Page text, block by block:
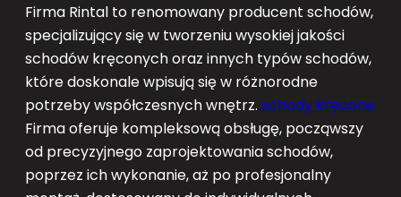
Firma Rintal to renomowany producent schodów,
specjalizujący się w tworzeniu wysokiej jakości
schodów kręconych oraz innych typów schodów,
które doskonale wpisują się w różnorodne
potrzeby współczesnych wnętrz. schody kręcone
Firma oferuje kompleksową obsługę, począwszy
od precyzyjnego zaprojektowania schodów,
poprzez ich wykonanie, aż po profesjonalny